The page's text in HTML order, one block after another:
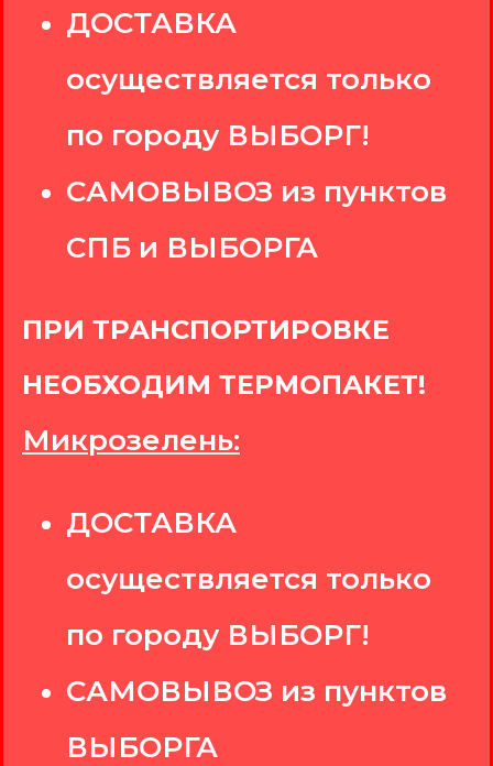
ДОСТАВКА
осуществляется только
по городу ВЫБОРГ!
САМОВЫВОЗ из пунктов
СПБ и ВЫБОРГА
ПРИ ТРАНСПОРТИРОВКЕ
НЕОБХОДИМ ТЕРМОПАКЕТ!
Микрозелень:
ДОСТАВКА
осуществляется только
по городу ВЫБОРГ!
САМОВЫВОЗ из пунктов
ВЫБОРГА